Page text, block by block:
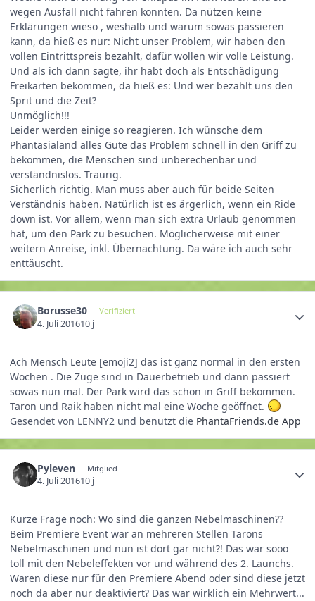
wegen Ausfall nicht fahren konnten. Da nützen keine
Erklärungen wieso , weshalb und warum sowas passieren
kann, da hieß es nur: Nicht unser Problem, wir haben den
vollen Eintrittspreis bezahlt, dafür wollen wir volle Leistung.
Und als ich dann sagte, ihr habt doch als Entschädigung
Freikarten bekommen, da hieß es: Und wer bezahlt uns den
Sprit und die Zeit?
Unmöglich!!!
Leider werden einige so reagieren. Ich wünsche dem
Phantasialand alles Gute das Problem schnell in den Griff zu
bekommen, die Menschen sind unberechenbar und
verständnislos. Traurig.
Sicherlich richtig. Man muss aber auch für beide Seiten
Verständnis haben. Natürlich ist es ärgerlich, wenn ein Ride
down ist. Vor allem, wenn man sich extra Urlaub genommen
hat, um den Park zu besuchen. Möglicherweise mit einer
weitern Anreise, inkl. Übernachtung. Da wäre ich auch sehr
enttäuscht.
Borusse30 Verifiziert
4. Juli 201610 j
Ach Mensch Leute [emoji2] das ist ganz normal in den ersten
Wochen . Die Züge sind in Dauerbetrieb und dann passiert
sowas nun mal. Der Park wird das schon in Griff bekommen.
Taron und Raik haben nicht mal eine Woche geöffnet.
Gesendet von LENNY2 und benutzt die PhantaFriends.de App
Pyleven Mitglied
4. Juli 201610 j
Kurze Frage noch: Wo sind die ganzen Nebelmaschinen??
Beim Premiere Event war an mehreren Stellen Tarons
Nebelmaschinen und nun ist dort gar nicht?! Das war sooo
toll mit den Nebeleffekten vor und während des 2. Launchs.
Waren diese nur für den Premiere Abend oder sind diese jetzt
noch da aber nur deaktiviert? Das war wirklich ein Mehrwert...